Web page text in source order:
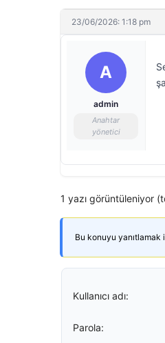
23/06/2026: 1:18 pm
A
admin
Anahtar
yönetici
1 yazı görüntüleniyor
Bu konuyu yanıtlamak
Kullanıcı adı:
Parola: